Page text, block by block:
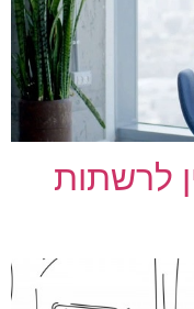
לרשתות